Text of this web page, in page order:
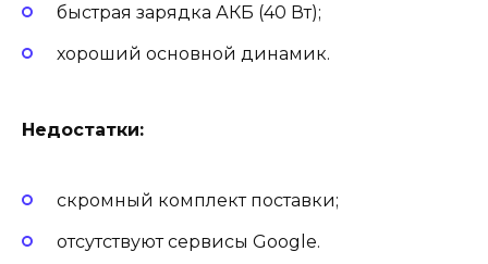
быстрая зарядка АКБ (40 Вт);
хороший основной динамик.
Недостатки:
скромный комплект поставки;
отсутствуют сервисы Google.